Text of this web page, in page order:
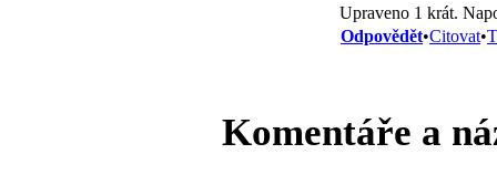
Upraveno 1 krát.
Odpovědět•Citovat•
Komentáře a